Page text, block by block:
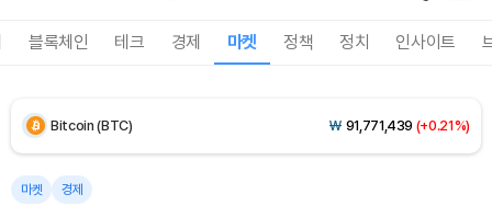
블록체인 테크 경제 마켓 정책 정치 인사이트
Bitcoin (BTC) ₩ 91,771,439 (+0.21%)
Ethereum (ETH)
마켓 경제